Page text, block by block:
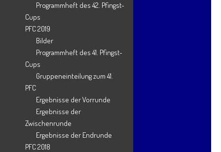
PFC 2025
PFC 2026
Sportabzeichen
Step Aerobic
Tanz und Turnen
Tischtennis
Turn -und Tanzabteilung
Umgestaltung der Sportanlage
Spenden Shop
Programmheft des 42. Pfingst-
Cups
PFC 2019
Bilder
Programmheft des 41. Pfingst-
Cups
Gruppeneinteilung zum 41.
PFC
Ergebnisse der Vorrunde
Ergebnisse der
Zwischenrunde
Ergebnisse der Endrunde
PFC 2018